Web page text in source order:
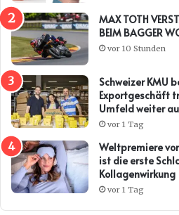
MAX TOTH
BEIM BAGGER
vor 10 Stunden
Schweizer KMU
Exportgeschäft
Umfeld weiter
vor 1 Tag
Weltpremiere
ist die erste
Kollagenwirkung
vor 1 Tag